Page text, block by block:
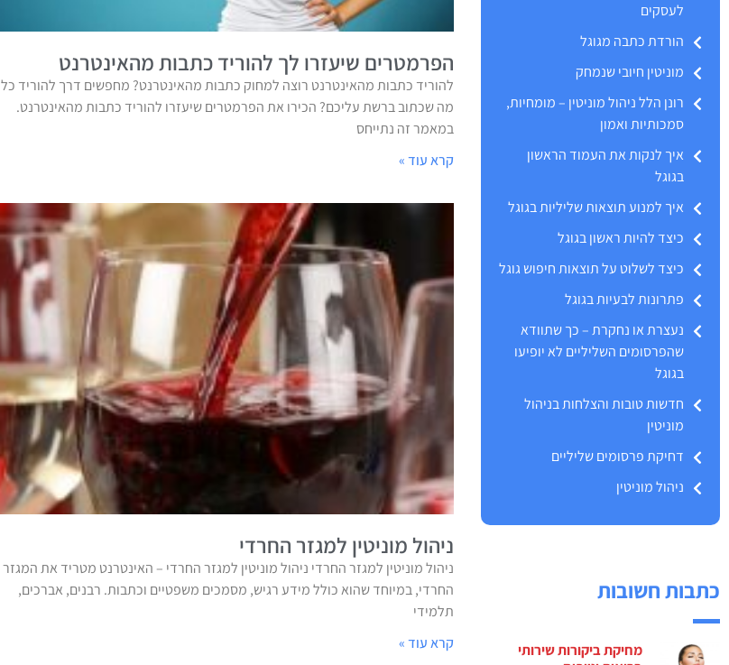
לעסקים
הורדת כתבה מגוגל
מוניטין חיובי שנמחק
רונן הלל ניהול מוניטין – מומחיות,
סמכותיות ואמון
איך לנקות את העמוד הראשון
בגוגל
איך למנוע תוצאות שליליות בגוגל
כיצד להיות ראשון בגוגל
כיצד לשלוט על תוצאות חיפוש גוגל
פתרונות לבעיות בגוגל
נעצרת או נחקרת – כך שתוודא
שהפרסומים השליליים לא יופיעו
בגוגל
חדשות טובות והצלחות בניהול
מוניטין
דחיקת פרסומים שליליים
ניהול מוניטין
כתבות חשובות
מחיקת ביקורות שירותי
הפרמטרים שיעזרו לך להוריד כתבות מהאינטרנט
להוריד כתבות מהאינטרנט רוצה למחוק כתבות מהאינטרנט? מחפשים דרך להוריד כל
מה שכתוב ברשת עליכם? הכירו את הפרמטרים שיעזרו להוריד כתבות מהאינטרנט.
במאמר זה נתייחס
קרא עוד »
ניהול מוניטין למגזר החרדי
ניהול מוניטין למגזר החרדי ניהול מוניטין למגזר החרדי – האינטרנט מטריד את המגזר
החרדי, במיוחד שהוא כולל מידע רגיש, מסמכים משפטיים וכתבות. רבנים, אברכים,
תלמידי
קרא עוד »